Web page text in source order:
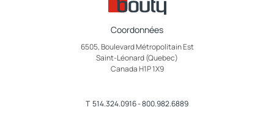
Coordonnées
6505, Boulevard Métropolitain Est
Saint-Léonard (Quebec)
Canada H1P 1X9
T 514.324.0916-800.982.6889